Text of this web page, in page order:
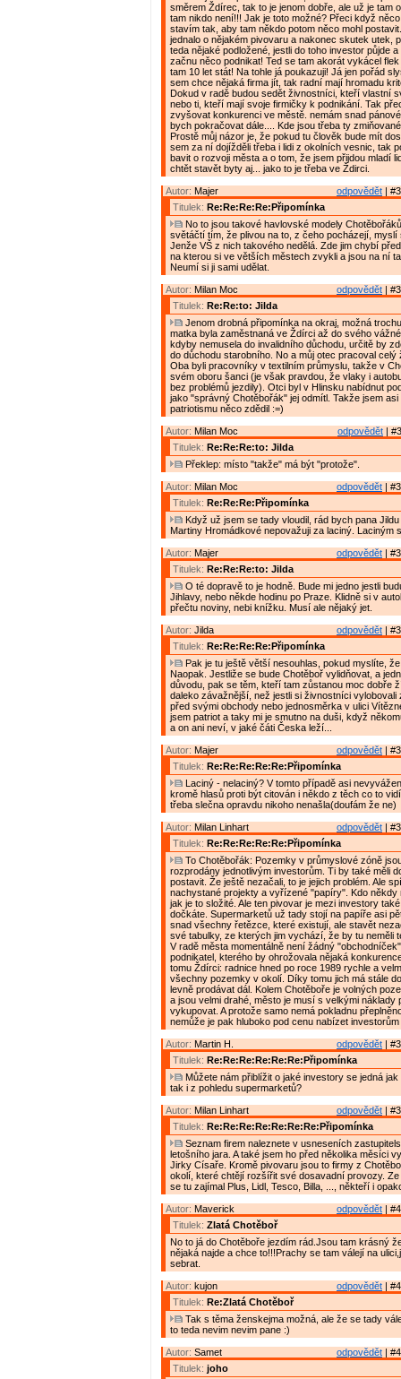
směrem Ždírec, tak to je jenom dobře, ale už je tam
tam nikdo není!!! Jak je toto možné? Přeci když
stavím tak, aby tam někdo potom něco mohl
jednalo o nějakém pivovaru a nakonec skutek utek,
teda nějaké podložené, jestli do toho investor půjde
začnu něco podnikat! Ted se tam akorát vykácel
tam 10 let stát! Na tohle já poukazuji! Já jen pořád
sem chce nějaká firma jít, tak radní mají hromadu
Dokud v radě budou sedět živnostníci, kteří vlastní
nebo ti, kteří mají svoje firmičky k podnikání. Tak
zvyšovat konkurenci ve městě. nemám snad
bych pokračovat dále.... Kde jsou třeba ty
Prostě můj názor je, že pokud tu člověk bude mít
sem za ní dojížděli třeba i lidi z okolních vesnic, tak
bavit o rozvoji města a o tom, že jsem přijdou mladí
chtět stavět byty aj... jako to je třeba ve Ždirci.
odpovědět |
Autor: Majer
Titulek: Re:Re:Re:Re:Připomínka
No to jsou takové havlovské modely
světáčtí tím, že plivou na to, z čeho pocházejí, myslí
Jenže VŠ z nich takového nedělá. Zde jim chybí
na kterou si ve větších městech zvykli a jsou na ní
Neumí si ji sami udělat.
odpovědět |
Autor: Milan Moc
Titulek: Re:Re:to: Jilda
Jenom drobná připomínka na okraj, možná
matka byla zaměstnaná ve Ždírci až do svého
kdyby nemusela do invalidního důchodu, určitě by
do důchodu starobního. No a můj otec pracoval celý
Oba byli pracovníky v textilním průmyslu, takže v
svém oboru šanci (je však pravdou, že vlaky i
bez problémů jezdily). Otci byl v Hlinsku nabídnut
jako "správný Chotěbořák" jej odmítl. Takže jsem asi
patriotismu něco zdědil :=)
odpovědět |
Autor: Milan Moc
Titulek: Re:Re:Re:to: Jilda
Překlep: místo "takže" má být "protože".
odpovědět |
Autor: Milan Moc
Titulek: Re:Re:Re:Připomínka
Když už jsem se tady vloudil, rád bych pana
Martiny Hromádkové nepovažuji za laciný. Laciným
odpovědět |
Autor: Majer
Titulek: Re:Re:Re:to: Jilda
O té dopravě to je hodně. Bude mi jedno jestli
Jihlavy, nebo někde hodinu po Praze. Klidně si v
přečtu noviny, nebi knížku. Musí ale nějaký jet.
odpovědět |
Autor: Jilda
Titulek: Re:Re:Re:Re:Připomínka
Pak je tu ještě větší nesouhlas, pokud myslíte,
Naopak. Jestliže se bude Chotěboř vylidňovat, a
důvodu, pak se těm, kteří tam zůstanou moc dobře
daleko závažnější, než jestli si živnostníci
před svými obchody nebo jednosměrka v ulici
jsem patriot a taky mi je smutno na duši, když
a on ani neví, v jaké čáti Česka leží...
odpovědět |
Autor: Majer
Titulek: Re:Re:Re:Re:Re:Připomínka
Laciný - nelaciný? V tomto případě asi
kromě hlasů proti být citován i někdo z těch co to
třeba slečna opravdu nikoho nenašla(doufám že ne)
odpovědět |
Autor: Milan Linhart
Titulek: Re:Re:Re:Re:Re:Připomínka
To Chotěbořák: Pozemky v průmyslové zóně
rozprodány jednotlivým investorům. Ti by také měli
postavit. Že ještě nezačali, to je jejich problém. Ale
nachystané projekty a vyřízené "papíry". Kdo někdy
jak je to složité. Ale ten pivovar je mezi investory
dočkáte. Supermarketů už tady stojí na papíře asi
snad všechny řetězce, které existují, ale stavět
své tabulky, ze kterých jim vychází, že by tu neměli
V radě města momentálně není žádný
podnikatel, kterého by ohrožovala nějaká
tomu Ždírci: radnice hned po roce 1989 rychle a
všechny pozemky v okolí. Díky tomu jich má stále
levně prodávat dál. Kolem Chotěboře je volných
a jsou velmi drahé, město je musí s velkými náklady
vykupovat. A protože samo nemá pokladnu
nemůže je pak hluboko pod cenu nabízet
odpovědět |
Autor: Martin H.
Titulek: Re:Re:Re:Re:Re:Re:Připomínka
Můžete nám přiblížit o jaké investory se jedná jak
tak i z pohledu supermarketů?
odpovědět |
Autor: Milan Linhart
Titulek: Re:Re:Re:Re:Re:Re:Re:Připomínka
Seznam firem naleznete v usneseních
letošního jara. A také jsem ho před několika měsíci
Jirky Císaře. Kromě pivovaru jsou to firmy z
okolí, které chtějí rozšířit své dosavadní provozy.
se tu zajímal Plus, Lidl, Tesco, Billa, ..., někteří i
odpovědět |
Autor: Maverick
Titulek: Zlatá Chotěboř
No to já do Chotěboře jezdím rád.Jsou tam krásný
nějaká najde a chce to!!!Prachy se tam válejí na
sebrat.
odpovědět |
Autor: kujon
Titulek: Re:Zlatá Chotěboř
Tak s těma ženskejma možná, ale že se tady
to teda nevim nevim pane :)
odpovědět |
Autor: Samet
Titulek: joho